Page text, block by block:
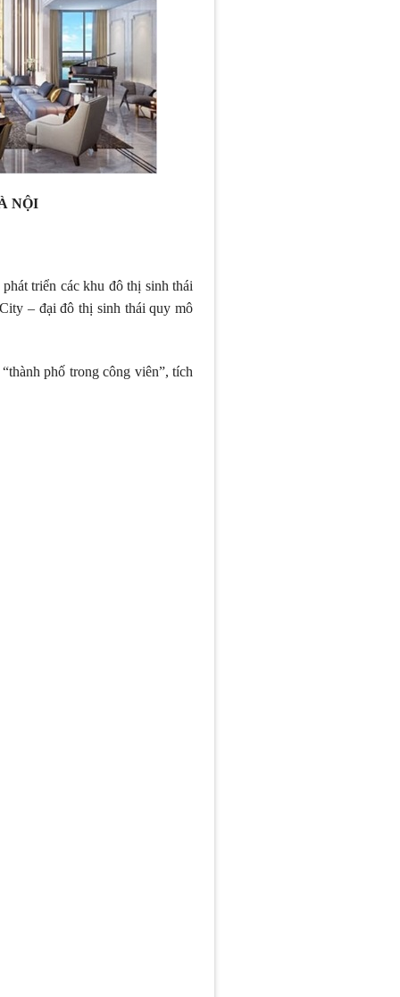
NỘI
triển các khu đô thị sinh thái
– đại đô thị sinh thái quy mô
phố trong công viên”, tích